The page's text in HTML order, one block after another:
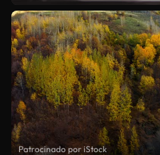
Patrocinado por iStock